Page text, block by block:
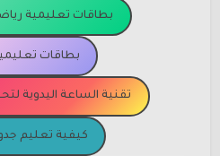
بطاقات تعليمية
بطاقات
تقنية الساعة اليدوية
كيفية تعليم